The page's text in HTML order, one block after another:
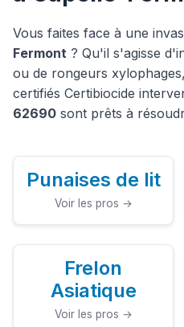
Vous faites face à une
Fermont ? Qu'il s'agisse
ou de rongeurs
certifiés Certibiocide
62690 sont prêts à
Punaises de lit
Voir les pros →
Frelon
Asiatique
Voir les pros →